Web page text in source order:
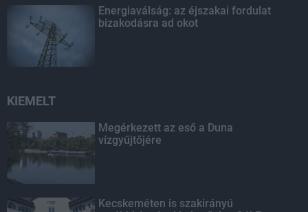
Energiaválság: az éjszakai fordulat
bizakodásra ad okot
KIEMELT
Megérkezett az eső a Duna
vízgyűjtőjére
Kecskeméten is szakirányú